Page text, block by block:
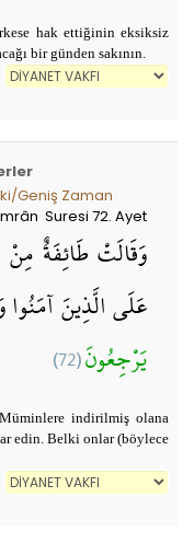
hak ettiğinin eksiksiz
bir günden sakının.
Geniş Zaman
Suresi 72. Ayet
وَقَالَتْ طَائِفَةٌ مِنْ
عَلَى الَّذِينَ آمَنُوا
يَرْجِعُونَ(72)
indirilmiş olana
edin. Belki onlar (böylece